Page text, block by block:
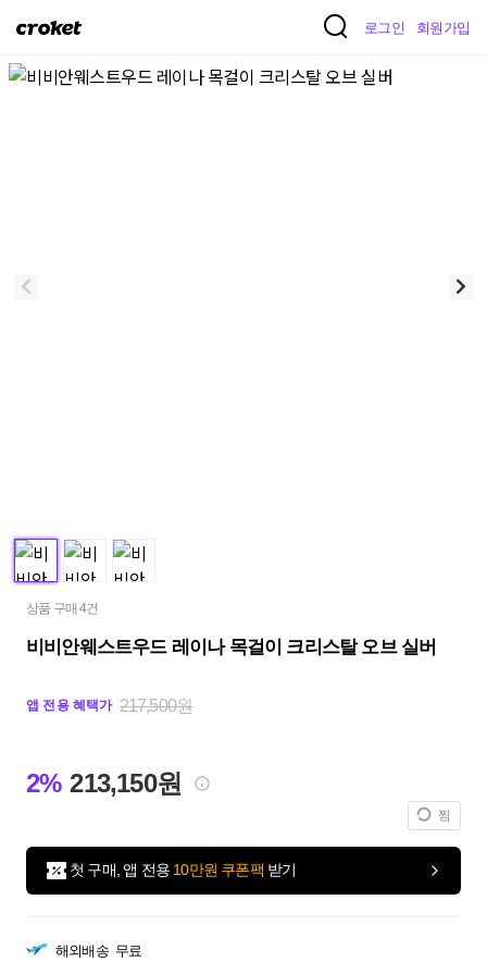
크
켓
로그인 회원가입
상품 구매 4건
비비안웨스트우드 레이나 목걸이 크리스탈 오브 실버
앱 전용 혜택가 217,500원
2% 213,150원
찜
첫 구매, 앱 전용 10만원 쿠폰팩 받기
해외배송 무료